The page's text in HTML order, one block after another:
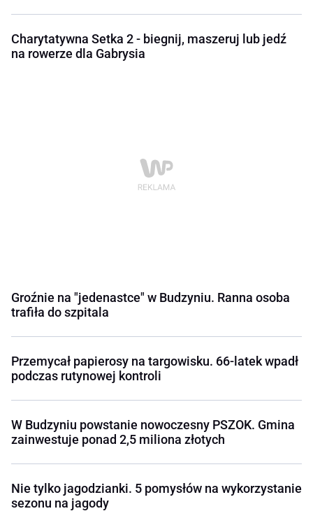
Charytatywna Setka 2 - biegnij, maszeruj lub jedź
na rowerze dla Gabrysia
Groźnie na "jedenastce" w Budzyniu. Ranna osoba
trafiła do szpitala
Przemycał papierosy na targowisku. 66-latek wpadł
podczas rutynowej kontroli
W Budzyniu powstanie nowoczesny PSZOK. Gmina
zainwestuje ponad 2,5 miliona złotych
Nie tylko jagodzianki. 5 pomysłów na wykorzystanie
sezonu na jagody